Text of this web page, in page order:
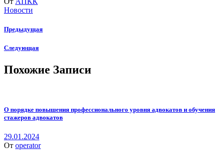
Новости
Предыдущая
Следующая
Похожие Записи
О порядке повышения профессионального уровня адвокатов и обучения
стажеров адвокатов
29.01.2024
От operator